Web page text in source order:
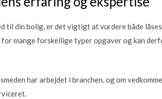
til din bolig, er det vigtigt at vurdere både
mange forskellige typer opgaver og kan
har arbejdet i branchen, og om